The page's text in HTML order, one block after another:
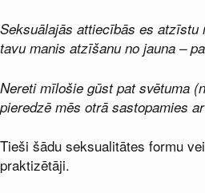
Seksuālajās attiecībās es
tavu manis atzīšanu no jauna –
Nereti mīlošie gūst pat svētuma
pieredzē mēs otrā sastopamies
Tieši šādu seksualitātes formu
praktizētāji.